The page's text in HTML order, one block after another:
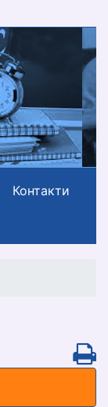
Контакти